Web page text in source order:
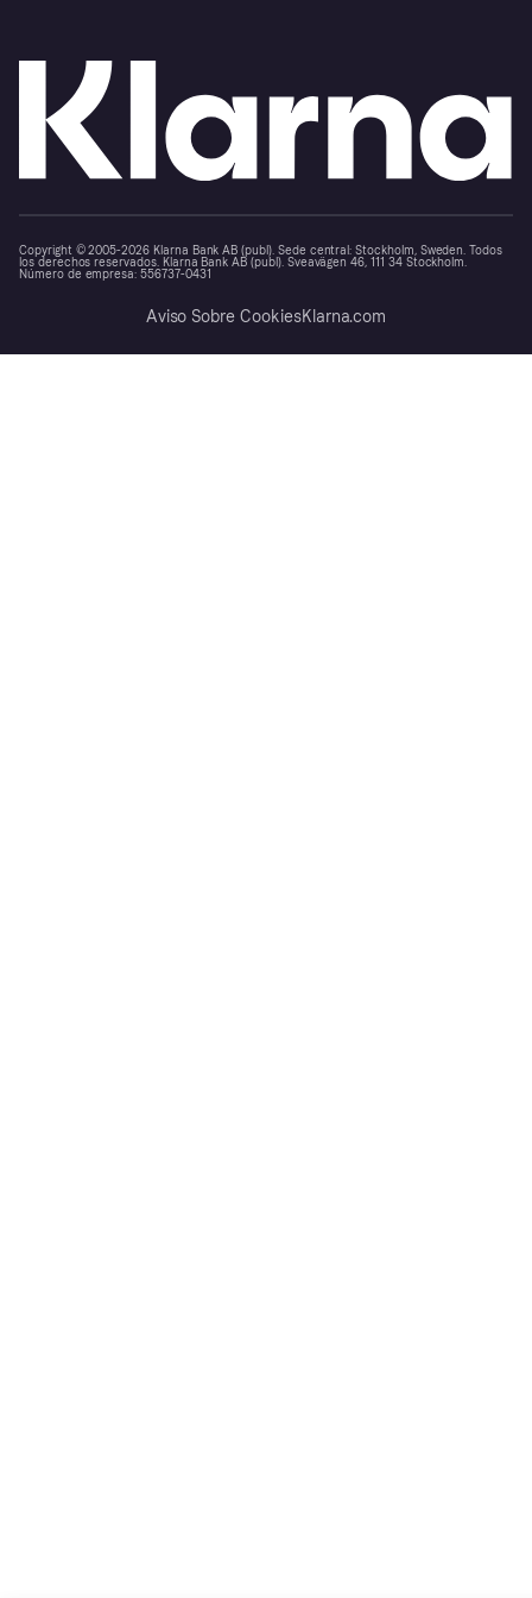
Copyright © 2005-2026 Klarna Bank AB (publ). Sede central: Stockholm, Sweden. Todos
los derechos reservados. Klarna Bank AB (publ). Sveavägen 46, 111 34 Stockholm.
Número de empresa: 556737-0431
Aviso Sobre CookiesKlarna.com